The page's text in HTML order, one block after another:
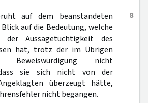
8
auf dem beanstandeten
auf die Bedeutung, welche
der Aussagetüchtigkeit des
hat, trotz der im Übrigen
Beweiswürdigung nicht
dass sie sich nicht von der
überzeugt hätte,
nicht begangen.